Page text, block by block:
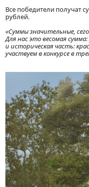
Все победители получат
рублей.
«Суммы значительные,
Для нас это весомая
и историческая часть:
участвуем в конкурсе в